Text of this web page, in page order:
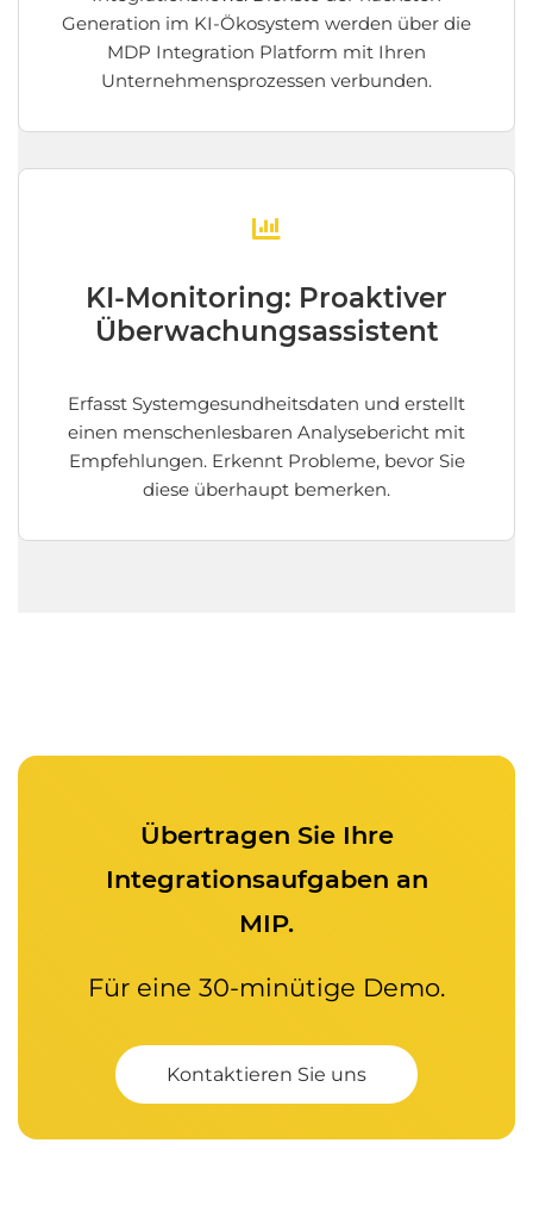
Generation im KI-Ökosystem werden über die
MDP Integration Platform mit Ihren
Unternehmensprozessen verbunden.
KI-Monitoring: Proaktiver
Überwachungsassistent
Erfasst Systemgesundheitsdaten und erstellt
einen menschenlesbaren Analysebericht mit
Empfehlungen. Erkennt Probleme, bevor Sie
diese überhaupt bemerken.
Übertragen Sie Ihre
Integrationsaufgaben an
MIP.
Für eine 30-minütige Demo.
Kontaktieren Sie uns